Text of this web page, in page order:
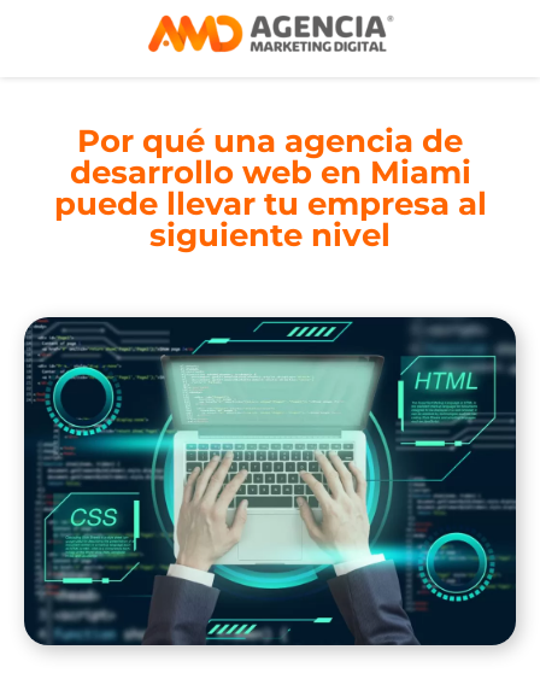
Por qué una agencia de
desarrollo web en Miami
puede llevar tu empresa al
siguiente nivel